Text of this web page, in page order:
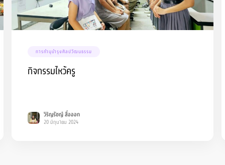
การทำนุบำรุงศิลปวัฒนธรรม
กิจกรรมไหว้ครู
วิริญรัชญ์ สื่อออก
20 มิถุนายน 2024